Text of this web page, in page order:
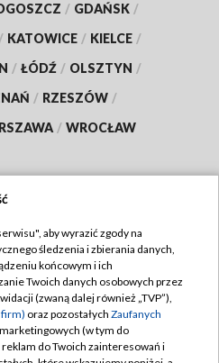
/ GDAŃSK /
/ KATOWICE / KIELCE /
/ ŁÓDŹ / OLSZTYN /
/ RZESZÓW /
/ WROCŁAW
TVP
TVP
prywatności
zgody
aby wyrazić zgody na
śledzenia i zbierania danych,
końcowym i ich
Twoich danych osobowych przez
(zwaną dalej również „TVP”),
firm) oraz pozostałych Zaufanych
(w tym do
do Twoich zainteresowań i